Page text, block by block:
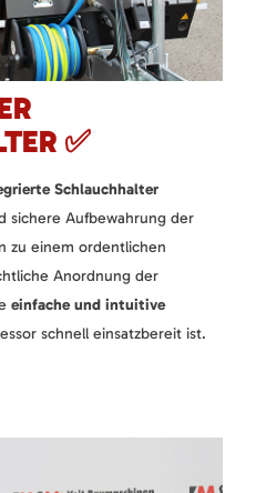
✅
Schlauchhalter
sichere Aufbewahrung der
zu einem ordentlichen
Anordnung der
einfache und intuitive
schnell einsatzbereit ist.